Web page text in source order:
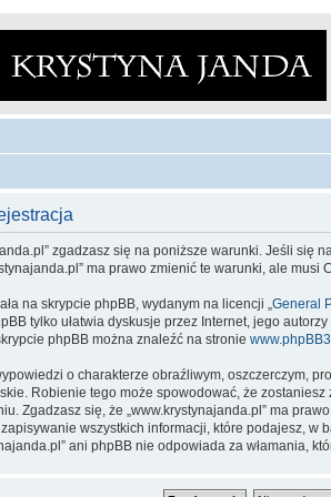
zgadzasz się na poniższe warunki. Jeśli się
ma prawo zmienić te warunki, ale musi
na skrypcie phpBB, wydanym na licencji „General
tylko ułatwia dyskusje przez Internet, jego
phpBB można znaleźć na stronie
o charakterze obraźliwym, oszczerczym,
Robienie tego może spowodować, że
Zgadzasz się, że „www.krystynajanda.pl” ma
wszystkich informacji, które podajesz,
ani phpBB nie odpowiada za włamania,